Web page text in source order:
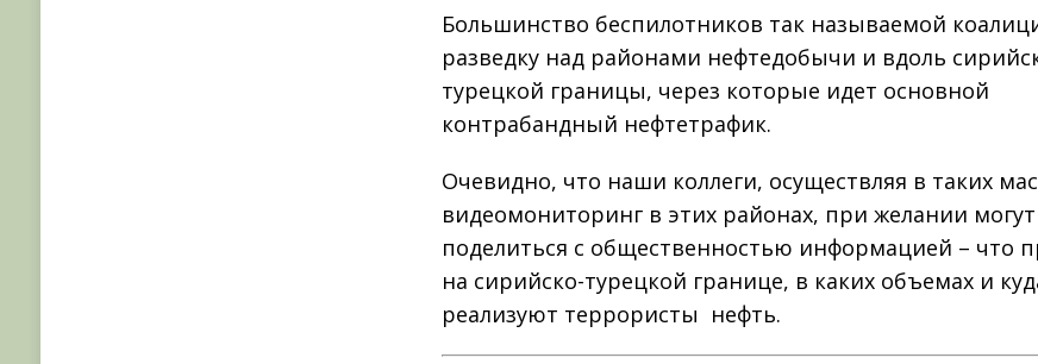
Большинство беспилотников так называемой
разведку над районами нефтедобычи и вдоль
турецкой границы, через которые идет основной
контрабандный нефтетрафик.
Очевидно, что наши коллеги, осуществляя в таких
видеомониторинг в этих районах, при желании
поделиться с общественностью информацией – что
на сирийско-турецкой границе, в каких объемах и
реализуют террористы нефть.